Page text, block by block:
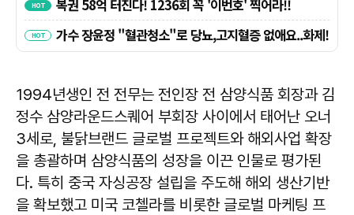
1994년생인 전 전무는 전인장 전 삼양식품 회장과 김
정수 삼양라운드스퀘어 부회장 사이에서 태어난 오너
3세로, 불닭브랜드 글로벌 프로젝트와 해외사업 확장
을 총괄하며 삼양식품의 성장을 이끈 인물로 평가된
다. 특히 중국 자싱공장 설립을 주도해 해외 생산기반
을 확보했고 미국 코첼라를 비롯한 글로벌 마케팅 프